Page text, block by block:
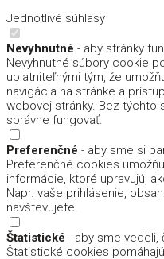
Jednotlivé súhlasy
Nevyhnutné - aby stránky
Nevyhnutné súbory cookie
uplatniteľnými tým, že
navigácia na stránke a
webovej stránky. Bez týchto
správne fungovať.
Preferenčné - aby sme si
Preferenčné cookies
informácie, ktoré upravujú,
Napr. vaše prihlásenie,
navštevujete.
Štatistické - aby sme
Štatistické cookies